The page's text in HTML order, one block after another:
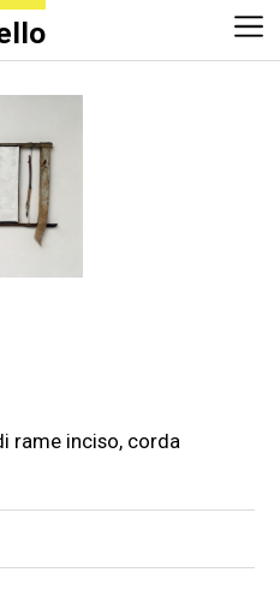
rame inciso, corda